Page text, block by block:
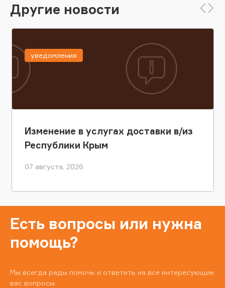
Другие новости
Изменение в услугах доставки в/из
Республики Крым
07 августа, 2026
уведомления
Есть вопросы или нужна
помощь?
Мы всегда рады помочь и ответить на все интересующие
вас вопросы.